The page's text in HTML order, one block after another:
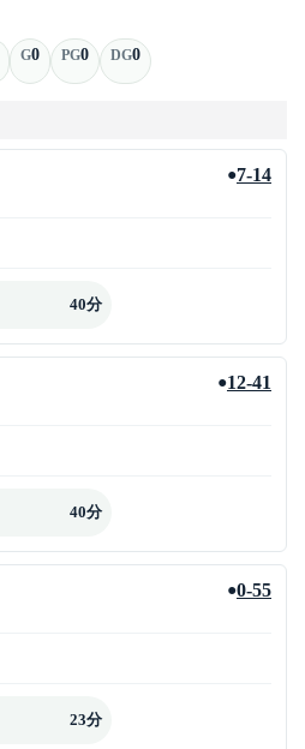
G0 PG0 DG0
●7-14
40分
●12-41
40分
●0-55
23分